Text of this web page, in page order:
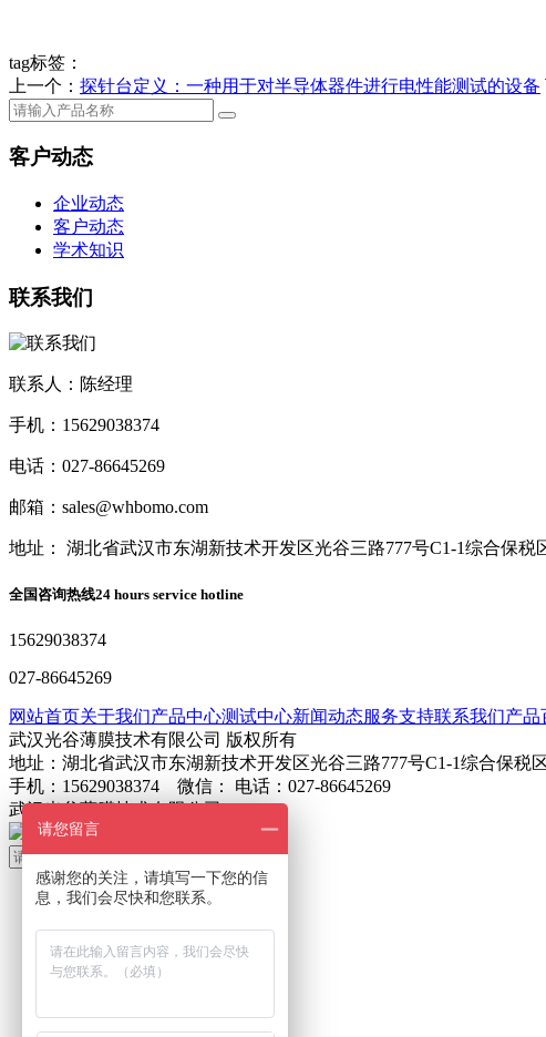
tag标签：
上一个： 探针台定义：一种用于对半导体器件进行电性能测试的设备
客户动态
企业动态
客户动态
学术知识
联系我们
联系人：陈经理
手机：15629038374
电话：027-86645269
邮箱：sales@whbomo.com
地址： 湖北省武汉市东湖新技术开发区光谷三路777号C1-1综合保税
全国咨询热线24 hours service hotline
15629038374
027-86645269
网站首页关于我们产品中心测试中心新闻动态服务支持联系我们产品
武汉光谷薄膜技术有限公司 版权所有
地址：湖北省武汉市东湖新技术开发区光谷三路777号C1-1综合保税
手机：15629038374 微信： 电话：027-86645269
武汉光谷薄膜技术有限公司鄂ICP备2024045272号-1
搜索
首页
产品展示
产品搜索
联系方式
请您留言
感谢您的关注，请填写一下您的信
息，我们会尽快和您联系。